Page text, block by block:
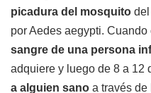
picadura del mosquito
por Aedes aegypti.
sangre de una persona
adquiere y luego de 8 a 12
a alguien sano a través de